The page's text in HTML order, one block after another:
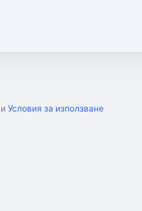
и Условия за използване